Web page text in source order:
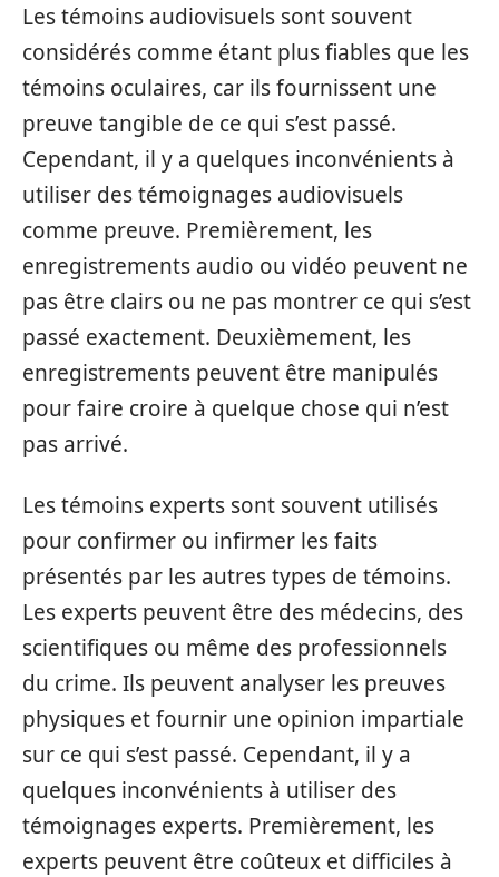
Les témoins audiovisuels sont souvent
considérés comme étant plus fiables que les
témoins oculaires, car ils fournissent une
preuve tangible de ce qui s’est passé.
Cependant, il y a quelques inconvénients à
utiliser des témoignages audiovisuels
comme preuve. Premièrement, les
enregistrements audio ou vidéo peuvent ne
pas être clairs ou ne pas montrer ce qui s’est
passé exactement. Deuxièmement, les
enregistrements peuvent être manipulés
pour faire croire à quelque chose qui n’est
pas arrivé.
Les témoins experts sont souvent utilisés
pour confirmer ou infirmer les faits
présentés par les autres types de témoins.
Les experts peuvent être des médecins, des
scientifiques ou même des professionnels
du crime. Ils peuvent analyser les preuves
physiques et fournir une opinion impartiale
sur ce qui s’est passé. Cependant, il y a
quelques inconvénients à utiliser des
témoignages experts. Premièrement, les
experts peuvent être coûteux et difficiles à